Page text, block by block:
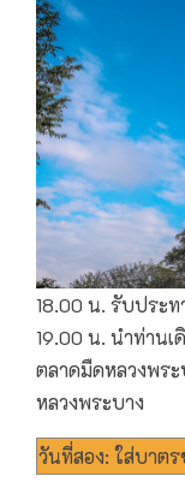
18.00 น. รับประท
19.00 น. นำท่าน
ตลาดมืดหลวงพระ
หลวงพระบาง
วันที่สอง: ใส่บาตร